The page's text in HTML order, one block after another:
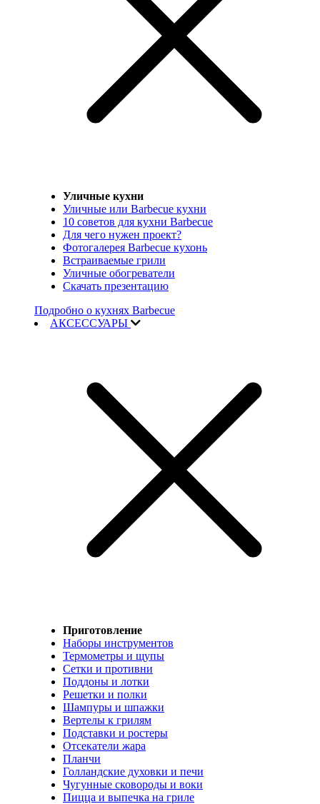
Уличные кухни
Уличные или Barbecue кухни
10 советов для кухни Barbecue
Для чего нужен проект?
Фотогалерея Barbecue кухонь
Встраиваемые грили
Уличные обогреватели
Скачать презентацию
Подробно о кухнях Barbecue
АКСЕССУАРЫ
Приготовление
Наборы инструментов
Термометры и щупы
Сетки и противни
Поддоны и лотки
Решетки и полки
Шампуры и шпажки
Вертелы к грилям
Подставки и ростеры
Отсекатели жара
Планчи
Голландские духовки и печи
Чугунные сковороды и воки
Пицца и выпечка на гриле